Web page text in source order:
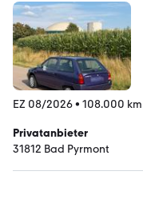
EZ 08/2026• 108.000 km
Privatanbieter
31812 Bad Pyrmont